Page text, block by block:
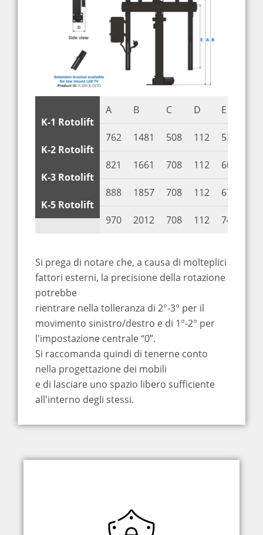
K-1 Rotolift
K-2 Rotolift
K-3 Rotolift
K-5 Rotolift
A
762
821
888
970
B
1481
1661
1857
2012
C
508
708
708
708
D
112
112
112
112
E
530
600
670
740
Si prega di notare che, a causa di molteplici
fattori esterni, la precisione della rotazione
potrebbe
rientrare nella tolleranza di 2°-3° per il
movimento sinistro/destro e di 1°-2° per
l'impostazione centrale “0”.
Si raccomanda quindi di tenerne conto
nella progettazione dei mobili
e di lasciare uno spazio libero sufficiente
all'interno degli stessi.
Un sistema di pesatura avanzato è